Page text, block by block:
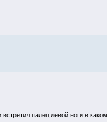
палец левой ноги в